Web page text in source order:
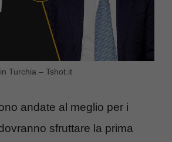
Turchia – Tshot.it
andate al meglio per i
sfruttare la prima